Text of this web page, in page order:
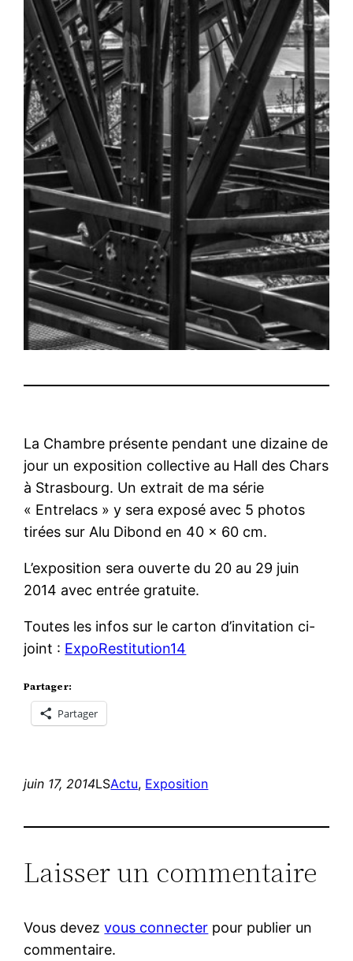
La Chambre présente pendant une dizaine de
jour un exposition collective au Hall des Chars
à Strasbourg. Un extrait de ma série
« Entrelacs » y sera exposé avec 5 photos
tirées sur Alu Dibond en 40 x 60 cm.
L’exposition sera ouverte du 20 au 29 juin
2014 avec entrée gratuite.
Toutes les infos sur le carton d’invitation ci-
joint : ExpoRestitution14
Partager:
Partager
juin 17, 2014LSActu, Exposition
Laisser un commentaire
Vous devezvous connecter pour publier un
commentaire.